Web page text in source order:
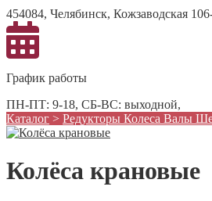
454084, Челябинск, Кожзаводская
График работы
ПН-ПТ: 9-18, СБ-ВС: выходной,
Каталог > Редукторы Колеса Валы
Колёса крановые